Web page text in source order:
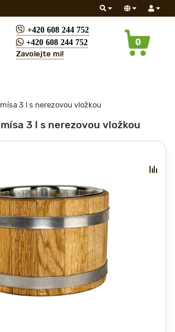
+420 608 244 752
+420 608 244 752
Zavolejte mi!
0
3 l s nerezovou vložkou
3 l s nerezovou vložkou